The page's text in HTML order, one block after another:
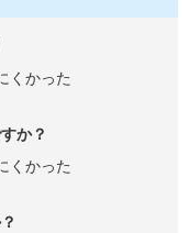
くかった
か？
くかった